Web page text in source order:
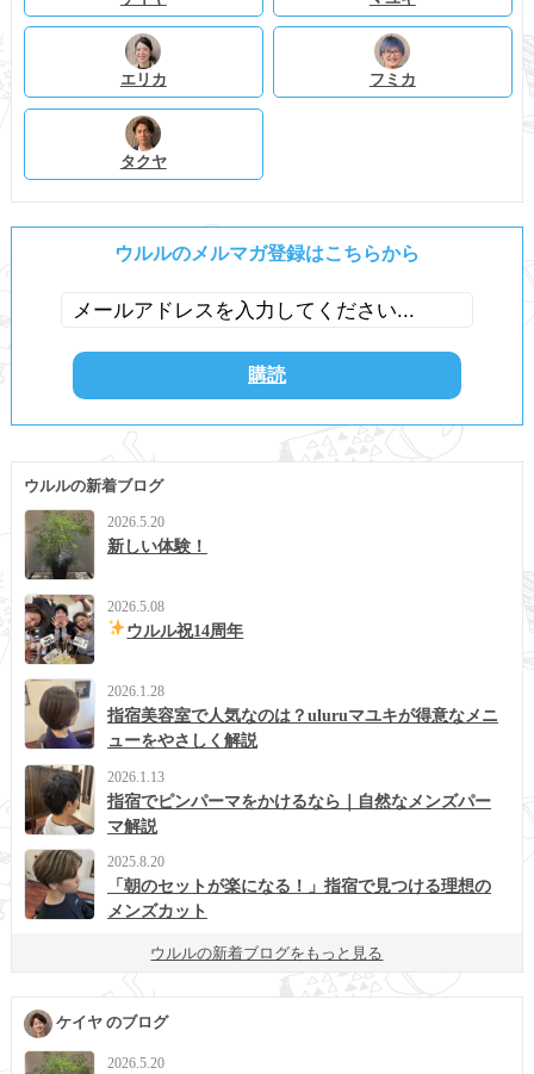
エリカ フミカ
タクヤ
ウルルのメルマガ登録はこちらから
ウルルの新着ブログ
2026.5.20
新しい体験！
2026.5.08
ウルル祝14周年
2026.1.28
指宿美容室で人気なのは？uluruマユキが得意なメニ
ューをやさしく解説
2026.1.13
指宿でピンパーマをかけるなら｜自然なメンズパー
マ解説
2025.8.20
「朝のセットが楽になる！」指宿で見つける理想の
メンズカット
ウルルの新着ブログをもっと見る
ケイヤ のブログ
2026.5.20